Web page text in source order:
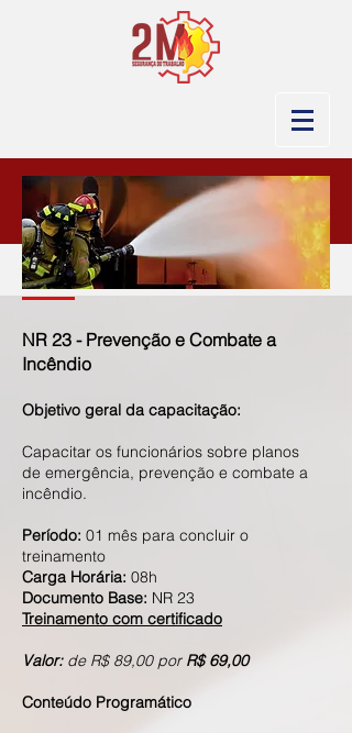
NR 23 - Prevenção e Combate a
Incêndio
Objetivo geral da capacitação:
Capacitar os funcionários sobre planos
de emergência, prevenção e combate a
incêndio.
​Período: 01 mês para concluir o
treinamento
Carga Horária: 08h
Documento Base: NR 23
Treinamento com certificado
Valor:de R$ 89,00 por R$ 69,00
Conteúdo Programático